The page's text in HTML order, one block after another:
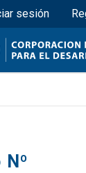
al
sesión